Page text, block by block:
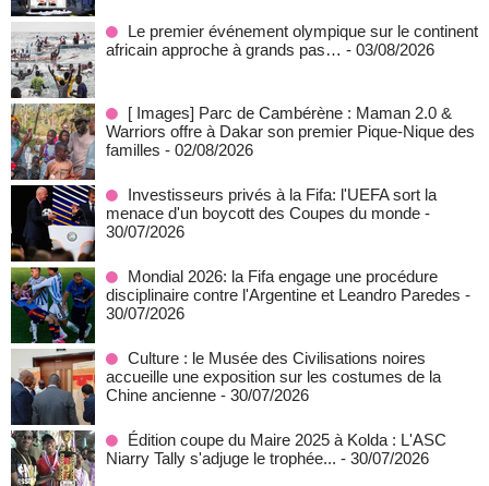
Le premier événement olympique sur le continent
africain approche à grands pas… - 03/08/2026
[ Images] Parc de Cambérène : Maman 2.0 &
Warriors offre à Dakar son premier Pique-Nique des
familles - 02/08/2026
Investisseurs privés à la Fifa: l'UEFA sort la
menace d'un boycott des Coupes du monde -
30/07/2026
Mondial 2026: la Fifa engage une procédure
disciplinaire contre l'Argentine et Leandro Paredes -
30/07/2026
Culture : le Musée des Civilisations noires
accueille une exposition sur les costumes de la
Chine ancienne - 30/07/2026
Édition coupe du Maire 2025 à Kolda : L'ASC
Niarry Tally s'adjuge le trophée... - 30/07/2026